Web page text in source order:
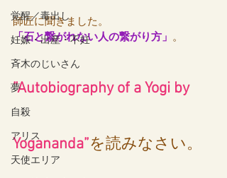
覚醒／毒出し
妊娠・出産・不妊
斉木のじいさん
夢
自殺
アリス
天使エリア
師匠に聞きました。
「石と繋がれない人の繋がり方」 。
”Autobiography of a Yogi by
Yogananda”を読みなさい。